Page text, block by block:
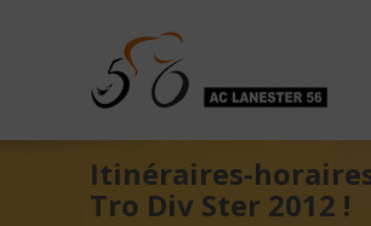
Itinéraires-
Tro Div Ster 2012 !